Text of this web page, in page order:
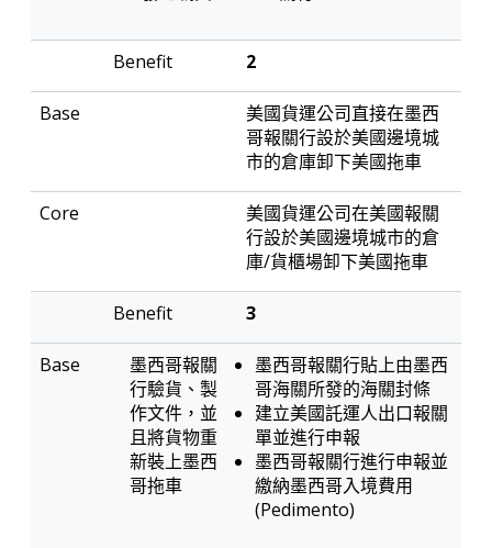
2
美國貨運公司直接在墨西
哥報關行設於美國邊境城
市的倉庫卸下美國拖車
美國貨運公司在美國報關
行設於美國邊境城市的倉
庫/貨櫃場卸下美國拖車
3
墨西哥報關
行驗貨、製
作文件，並
且將貨物重
新裝上墨西
哥拖車
墨西哥報關行貼上由墨西
哥海關所發的海關封條
建立美國託運人出口報關
單並進行申報
墨西哥報關行進行申報並
繳納墨西哥入境費用
(Pedimento)